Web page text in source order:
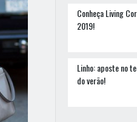
Conheça Living
2019!
Linho: aposte no
do verão!